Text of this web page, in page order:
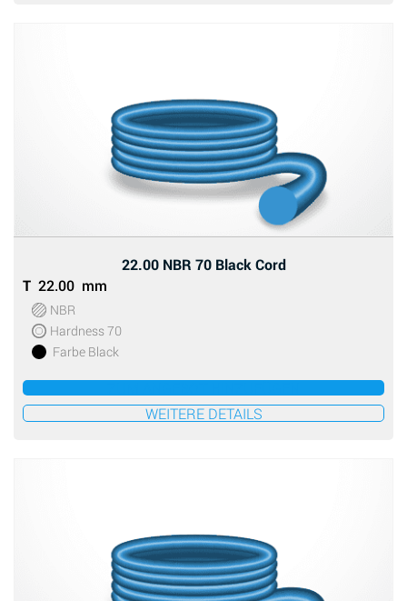
22.00 NBR 70 Black Cord
T 22.00 mm
Farbe Black
Hardness 70
NBR
WEITERE DETAILS